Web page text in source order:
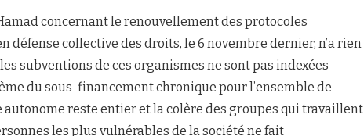
concernant le renouvellement des protocoles
défense collective des droits, le 6 novembre dernier, n’a rien
subventions de ces organismes ne sont pas indexées
du sous-financement chronique pour l’ensemble de
autonome reste entier et la colère des groupes qui travaillent
les plus vulnérables de la société ne fait